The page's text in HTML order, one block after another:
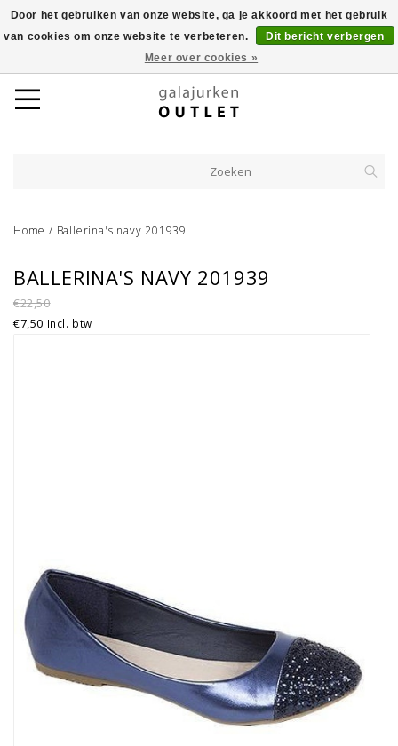
Home / Ballerina's navy 201939
BALLERINA'S NAVY 201939
€22,50
€7,50 Incl. btw
Door het gebruiken van onze website, ga je akkoord met het gebruik
van cookies om onze website te verbeteren.
Dit bericht verbergen
Meer over cookies »